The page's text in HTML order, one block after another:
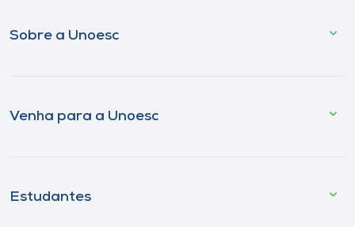
Sobre a Unoesc
Venha para a Unoesc
Estudantes